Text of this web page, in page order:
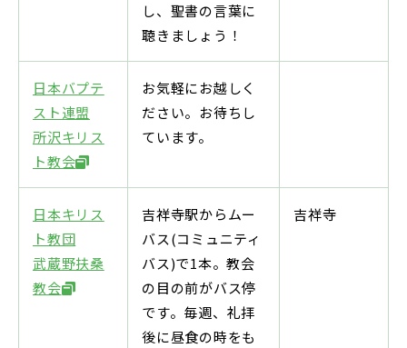
し、聖書の言葉に
聴きましょう！
日本バプテ
スト連盟
所沢キリス
ト教会
お気軽にお越しく
ださい。お待ちし
ています。
日本キリス
ト教団
武蔵野扶桑
教会
吉祥寺駅からムー
バス(コミュニティ
バス)で1本。教会
の目の前がバス停
です。毎週、礼拝
後に昼食の時をも
吉祥寺